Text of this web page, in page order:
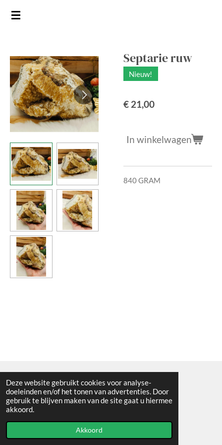
Deze website gebruikt cookies voor analyse-
doeleinden en/of het tonen van advertenties. Door
gebruik te blijven maken van de site gaat u hiermee
akkoord.
Akkoord
Ga
hoofdinhoud
Septarie ruw
Nieuw!
€ 21,00
In winkelwagen
840 GRAM
Algemene voorwaarden
© 2021 - RC en mineralenshop Het vlinderpad